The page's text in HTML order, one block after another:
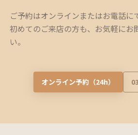
ご予約はオンラインまたはお電話に
初めてのご来店の方も、お気軽にお
い。
オンライン予約（24h）